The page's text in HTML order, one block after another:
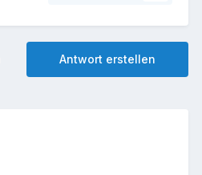
Antwort erstellen